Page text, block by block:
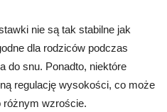
nie są tak stabilne jak
dla rodziców podczas
do snu. Ponadto, niektóre
regulację wysokości, co może
różnym wzroście.